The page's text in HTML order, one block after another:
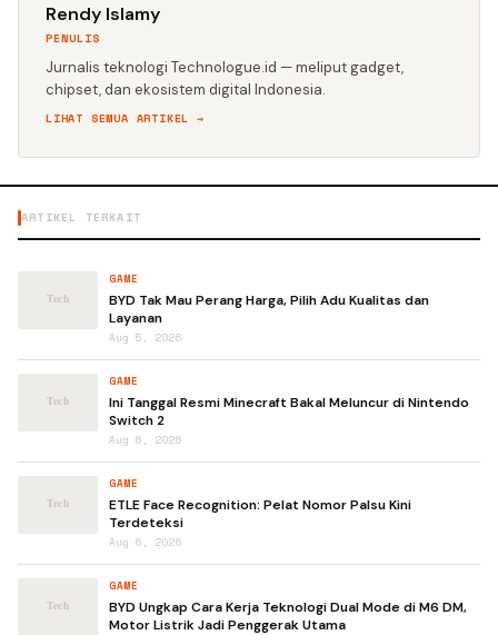
Rendy Islamy
PENULIS
Jurnalis teknologi Technologue.id — meliput gadget,
chipset, dan ekosistem digital Indonesia.
LIHAT SEMUA ARTIKEL →
ARTIKEL TERKAIT
GAME
BYD Tak Mau Perang Harga, Pilih Adu Kualitas dan
Layanan
Aug 5, 2026
GAME
Ini Tanggal Resmi Minecraft Bakal Meluncur di Nintendo
Switch 2
Aug 6, 2026
GAME
ETLE Face Recognition: Pelat Nomor Palsu Kini
Terdeteksi
Aug 6, 2026
GAME
BYD Ungkap Cara Kerja Teknologi Dual Mode di M6 DM,
Motor Listrik Jadi Penggerak Utama